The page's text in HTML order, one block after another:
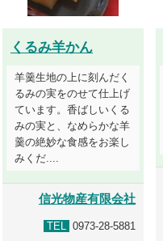
くるみ羊かん
羊羹生地の上に刻んだく
るみの実をのせて仕上げ
ています。香ばしいくる
みの実と、なめらかな羊
羹の絶妙な食感をお楽し
みくだ....
信光物産有限会社
TEL 0973-28-5881